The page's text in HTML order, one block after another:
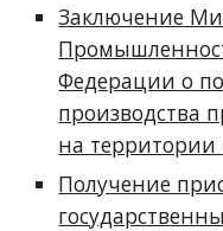
Заключение
Федерации о
производства
на территории
Получение